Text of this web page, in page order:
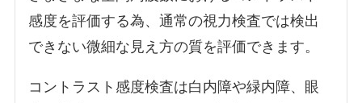
感度を評価する為、通常の視力検査では検出
できない微細な見え方の質を評価できます。
コントラスト感度検査は白内障や緑内障、眼